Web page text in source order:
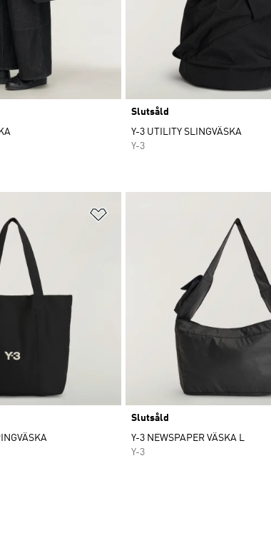
Slutsåld
Y-3 UTILITY SLINGVÄSKA
Y-3
Slutsåld
Y-3 NEWSPAPER VÄSKA L
Y-3